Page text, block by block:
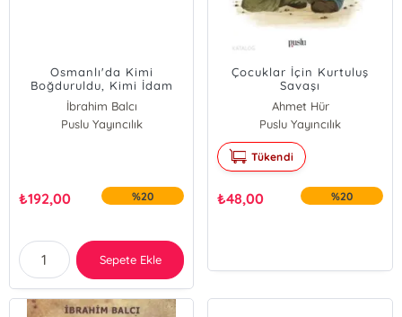
Osmanlı'da Kimi
Boğduruldu, Kimi İdam
Edildi, Kimi de...
İbrahim Balcı
Puslu Yayıncılık
₺192,00 %20
Sepete Ekle
Çocuklar İçin Kurtuluş
Savaşı
Ahmet Hür
Puslu Yayıncılık
Tükendi
₺48,00 %20